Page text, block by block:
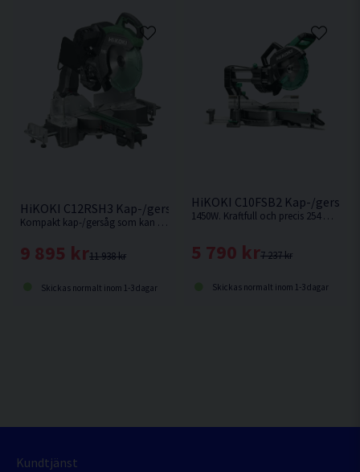
HiKOKI C12RSH3 Kap-/gersåg 305MM (1520W)
Kompakt kap-/gersåg som kan placeras nära vägg. Snabbfäste i framkant för att enkelt låsa sågen i geringsläget och i bakkant för fasningsläget.
11 938 kr
9 895 kr
Skickas normalt inom 1-3 dagar
HiKOKI C10FSB2 Kap-/gersåg
1450W. Kraftfull och precis 254 mm kap-/gersåg med kompakt glidfunktion
7 237 kr
5 790 kr
Skickas normalt inom 1-3 dagar
Kundtjänst